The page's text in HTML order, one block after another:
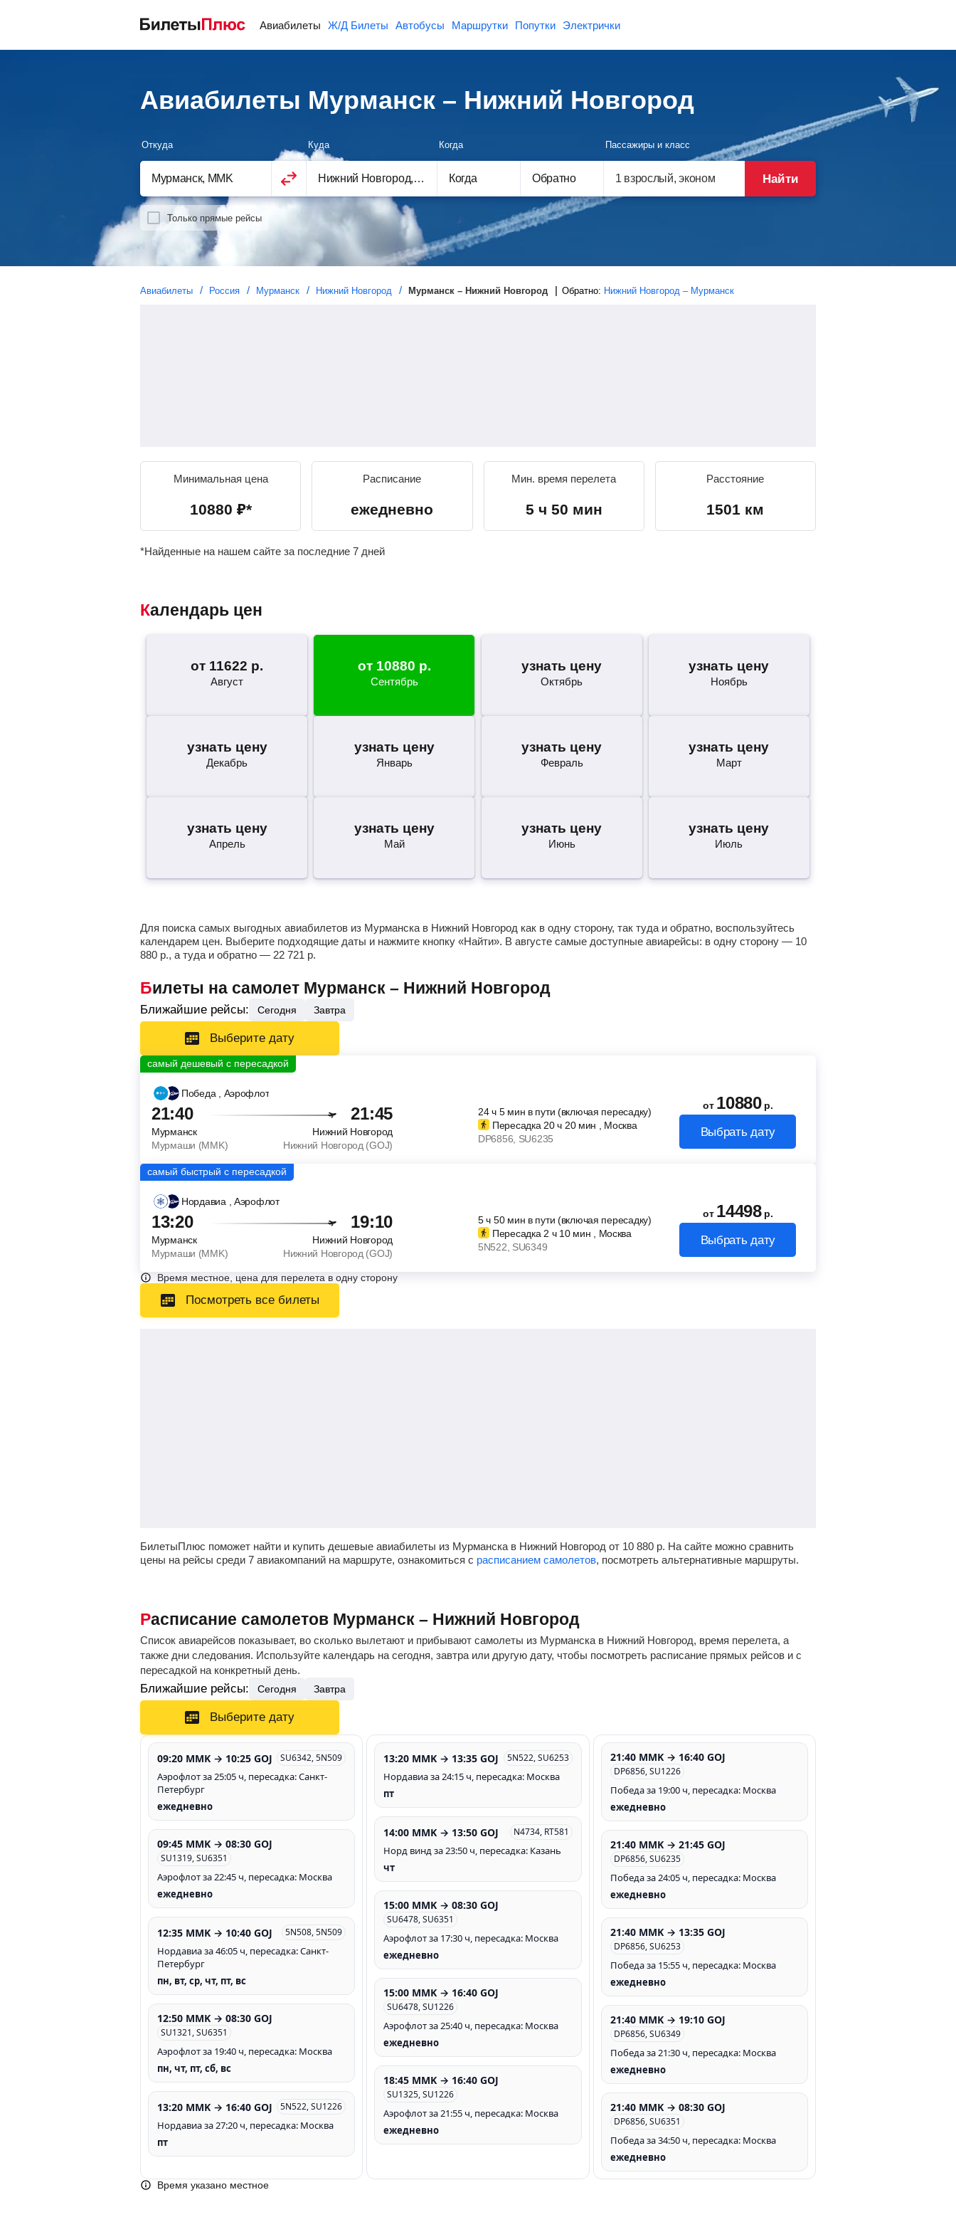
Авиабилеты Ж/Д Билеты Автобусы Маршрутки Попутки Электрички
Авиабилеты Мурманск – Нижний Новгород
Откуда Куда
Когда
Когда
Обратно
Пассажиры и класс
Только прямые рейсы
Найти
Авиабилеты Россия Мурманск Нижний Новгород Мурманск – Нижний Новгород Обратно: Нижний Новгород – Мурманск
Минимальная цена
10880 ₽*
Расписание
ежедневно
Мин. время перелета
5 ч 50 мин
Расстояние
1501 км
*Найденные на нашем сайте за последние 7 дней
Календарь цен
от 11622 р.
Август
от 10880 р.
Сентябрь
узнать цену
Октябрь
узнать цену
Ноябрь
узнать цену
Декабрь
узнать цену
Январь
узнать цену
Февраль
узнать цену
Март
узнать цену
Апрель
узнать цену
Май
узнать цену
Июнь
узнать цену
Июль
Для поиска самых выгодных авиабилетов из Мурманска в Нижний Новгород как в одну сторону, так туда и обратно, воспользуйтесь
календарем цен. Выберите подходящие даты и нажмите кнопку «Найти». В августе самые доступные авиарейсы: в одну сторону — 10
880 р., а туда и обратно — 22 721 р.
Билеты на самолет Мурманск – Нижний Новгород
Ближайшие рейсы: Сегодня Завтра
Выберите дату
Победа , Аэрофлот
21:40 21:45
Мурманск
Нижний Новгород
Мурмаши (MMK)
Нижний Новгород (GOJ)
24ч5 мин в пути (включая пересадку)
Пересадка 20ч 20 мин , Москва
DP6856 , SU6235
от 10880 р.
Выбрать дату
Нордавиа , Аэрофлот
13:20 19:10
Мурманск
Нижний Новгород
Мурмаши (MMK)
Нижний Новгород (GOJ)
5ч 50 мин в пути (включая пересадку)
Пересадка 2 ч10 мин , Москва
5N522 , SU6349
от 14498 р.
Выбрать дату
Время местное, цена для перелета в одну сторону
Посмотреть все билеты
БилетыПлюс поможет найти и купить дешевые авиабилеты из Мурманска в Нижний Новгород от 10 880 р. На сайте можно сравнить
цены на рейсы среди 7 авиакомпаний на маршруте, ознакомиться с расписанием самолетов, посмотреть альтернативные маршруты.
Расписание самолетов Мурманск – Нижний Новгород
Список авиарейсов показывает, во сколько вылетают и прибывают самолеты из Мурманска в Нижний Новгород, время перелета, а
также дни следования. Используйте календарь на сегодня, завтра или другую дату, чтобы посмотреть расписание прямых рейсов и с
пересадкой на конкретный день.
Ближайшие рейсы: Сегодня Завтра
Выберите дату
09:20 MMK → 10:25 GOJ SU6342, 5N509
Аэрофлот за 25:05 ч, пересадка: Санкт-
Петербург
ежедневно
09:45 MMK → 08:30 GOJ
SU1319, SU6351
Аэрофлот за 22:45 ч, пересадка: Москва
ежедневно
12:35 MMK → 10:40 GOJ 5N508, 5N509
Нордавиа за 46:05 ч, пересадка: Санкт-
Петербург
пн, вт, ср, чт, пт, вс
12:50 MMK → 08:30 GOJ
SU1321, SU6351
Аэрофлот за 19:40 ч, пересадка: Москва
пн, чт, пт, сб, вс
13:20 MMK → 16:40 GOJ 5N522, SU1226
Нордавиа за 27:20 ч, пересадка: Москва
пт
13:20 MMK → 13:35 GOJ 5N522, SU6253
Нордавиа за 24:15 ч, пересадка: Москва
пт
14:00 MMK → 13:50 GOJ N4734, RT581
Норд винд за 23:50 ч, пересадка: Казань
чт
15:00 MMK → 08:30 GOJ
SU6478, SU6351
Аэрофлот за 17:30 ч, пересадка: Москва
ежедневно
15:00 MMK → 16:40 GOJ
SU6478, SU1226
Аэрофлот за 25:40 ч, пересадка: Москва
ежедневно
18:45 MMK → 16:40 GOJ
SU1325, SU1226
Аэрофлот за 21:55 ч, пересадка: Москва
ежедневно
21:40 MMK → 16:40 GOJ
DP6856, SU1226
Победа за 19:00 ч, пересадка: Москва
ежедневно
21:40 MMK → 21:45 GOJ
DP6856, SU6235
Победа за 24:05 ч, пересадка: Москва
ежедневно
21:40 MMK → 13:35 GOJ
DP6856, SU6253
Победа за 15:55 ч, пересадка: Москва
ежедневно
21:40 MMK → 19:10 GOJ
DP6856, SU6349
Победа за 21:30 ч, пересадка: Москва
ежедневно
21:40 MMK → 08:30 GOJ
DP6856, SU6351
Победа за 34:50 ч, пересадка: Москва
ежедневно
Время указано местное